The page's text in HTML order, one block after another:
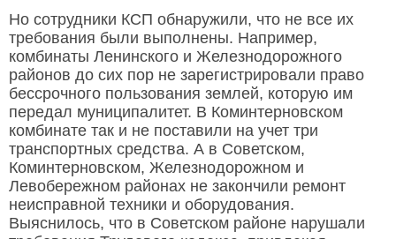
Но сотрудники КСП обнаружили, что не все их
требования были выполнены. Например,
комбинаты Ленинского и Железнодорожного
районов до сих пор не зарегистрировали право
бессрочного пользования землей, которую им
передал муниципалитет. В Коминтерновском
комбинате так и не поставили на учет три
транспортных средства. А в Советском,
Коминтерновском, Железнодорожном и
Левобережном районах не закончили ремонт
неисправной техники и оборудования.
Выяснилось, что в Советском районе нарушали